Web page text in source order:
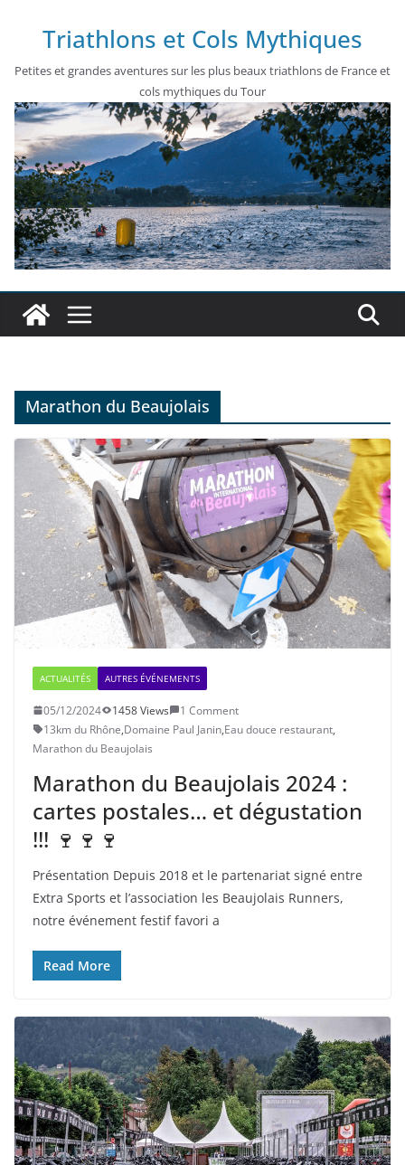
contenu
Triathlons et Cols Mythiques
Petites et grandes aventures sur les plus beaux triathlons de France et
cols mythiques du Tour
Marathon du Beaujolais
ACTUALITÉS AUTRES ÉVÉNEMENTS
05/12/2024 1458 Views
1 Comment
13km du Rhône,Domaine Paul Janin,Eau douce restaurant,
Marathon du Beaujolais
Marathon du Beaujolais 2024 :
cartes postales… et dégustation
!!! 🍷🍷🍷
Présentation Depuis 2018 et le partenariat signé entre
Extra Sports et l’association les Beaujolais Runners,
notre événement festif favori a
Read More